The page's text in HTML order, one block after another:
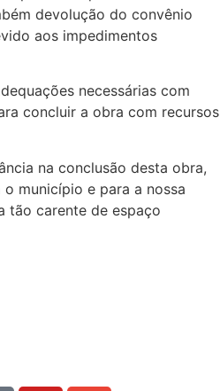
devolução do convênio
aos impedimentos
necessárias com
concluir a obra com recursos
na conclusão desta obra,
município e para a nossa
tão carente de espaço